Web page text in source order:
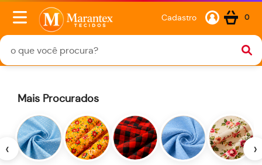
Cadastro 0
‹
Mais Procurados
›